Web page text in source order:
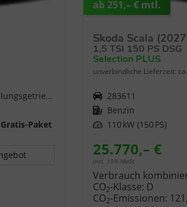
Doppelkupplungsgetriebe (DSG)
Paket
ab 251,– € mtl.
Skoda Scala
1,5 TSI 150 PS DSG
Selection PLUS
unverbindliche Lieferzeit:
Fahrzeugnr. 283611
Kraftstoff Benzin
Leistung 110 kW (150 PS)
25.770,– €
incl. 19% MwSt.
Verbrauch
CO2-Klasse: D
CO2-Emissionen: